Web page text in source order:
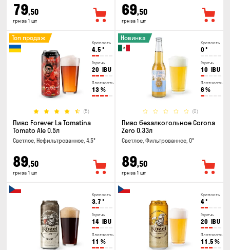
79,50
грн за 1 шт
69,50
грн за 1 шт
Крепость
4.5 °
Горечь
20 IBU
Плотность
13 %
(5)
Топ продаж
Пиво Forever La Tomatina
Tomato Ale 0.5л
Светлое, Нефильтрованное, 4.5°
89,50
грн за 1 шт
Крепость
0 °
Горечь
10 IBU
Плотность
6 %
(0)
Новинка
Пиво безалкогольное Corona
Zero 0.33л
Светлое, Фильтрованное, 0°
89,50
грн за 1 шт
Крепость
3.7 °
Горечь
14 IBU
Плотность
11 %
Крепость
4°
Горечь
20 IBU
Плотность
11.5 %